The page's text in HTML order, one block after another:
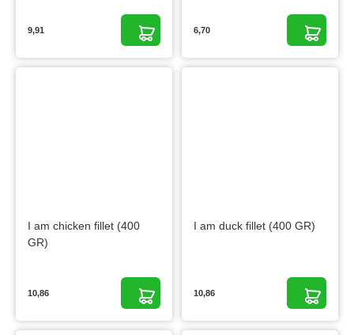
9,91 6,70
I am chicken fillet (400
GR)
10,86
I am duck fillet (400 GR)
10,86